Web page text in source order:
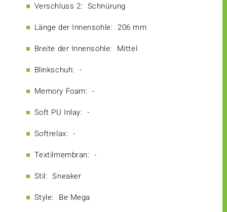
Verschluss 2: Schnürung
Länge der Innensohle: 206 mm
Breite der Innensohle: Mittel
Blinkschuh: -
Memory Foam: -
Soft PU Inlay: -
Softrelax: -
Textilmembran: -
Stil: Sneaker
Style: Be Mega